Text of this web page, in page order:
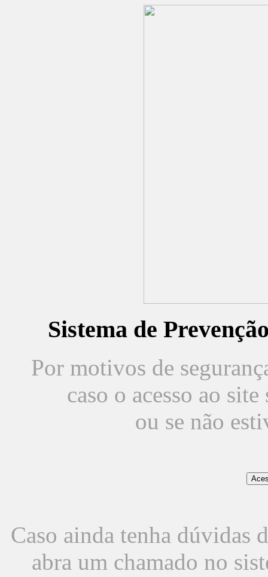
Sistema de
Por motivos de
caso o acesso ao
ou se não
Caso ainda tenha dúvidas
abra um chamado no